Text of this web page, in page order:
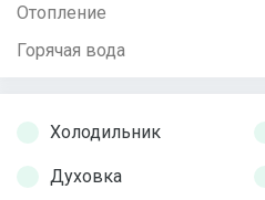
Отопление
Горячая вода
Холодильник
Духовка